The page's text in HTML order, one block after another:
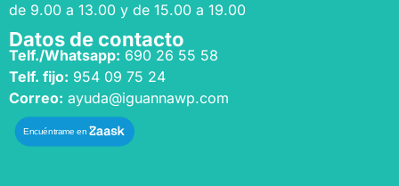
de 9.00 a 13.00 y de 15.00 a 19.00
Datos de contacto
Telf./Whatsapp: 690 26 55 58
Telf. fijo: 954 09 75 24
Correo: ayuda@iguannawp.com